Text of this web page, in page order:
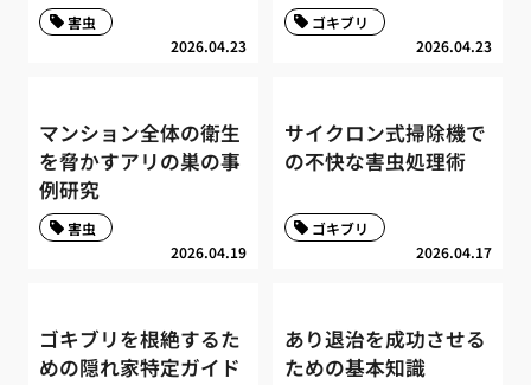
2026.04.23
害虫
2026.04.23
ゴキブリ
マンション全体の衛生
を脅かすアリの巣の事
例研究
2026.04.19
害虫
サイクロン式掃除機で
の不快な害虫処理術
2026.04.17
ゴキブリ
ゴキブリを根絶するた
めの隠れ家特定ガイド
あり退治を成功させる
ための基本知識